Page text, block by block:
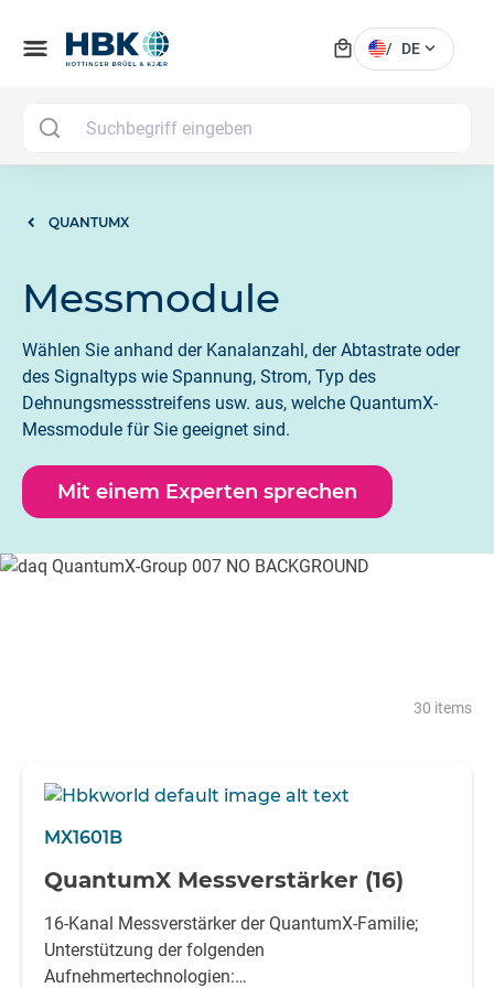
menu local_mall / DE expand_more
QUANTUMX
Messmodule
Wählen Sie anhand der Kanalanzahl, der Abtastrate oder
des Signaltyps wie Spannung, Strom, Typ des
Dehnungsmessstreifens usw. aus, welche QuantumX-
Messmodule für Sie geeignet sind.
Mit einem Experten sprechen
30 items
MX1601B
QuantumX Messverstärker (16)
16-Kanal Messverstärker der QuantumX-Familie;
Unterstützung der folgenden
Aufnehmertechnologien: